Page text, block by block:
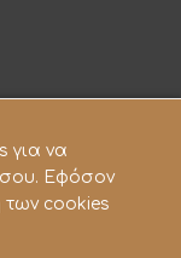
για να
σου. Εφόσον
των cookies